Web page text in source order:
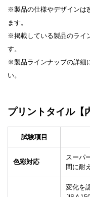
※製品の仕様やデザインは
ます。
※掲載している製品のライ
す。
※製品ラインナップの詳細
い。
プリントタイル【
試験項目
色彩対応
スーパ
間に耐
変化を